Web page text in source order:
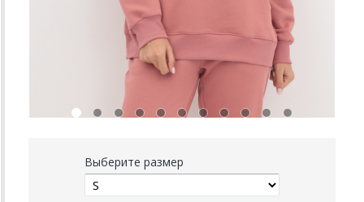
Выберите размер